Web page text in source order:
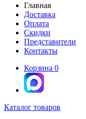
Главная
Доставка
Оплата
Скидки
Представители
Контакты
Корзина 0
Каталог товаров